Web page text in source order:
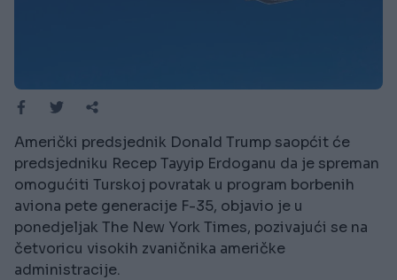
Američki predsjednik Donald Trump saopćit će
predsjedniku Recep Tayyip Erdoganu da je spreman
omogućiti Turskoj povratak u program borbenih
aviona pete generacije F-35, objavio je u
ponedjeljak The New York Times, pozivajući se na
četvoricu visokih zvaničnika američke
administracije.